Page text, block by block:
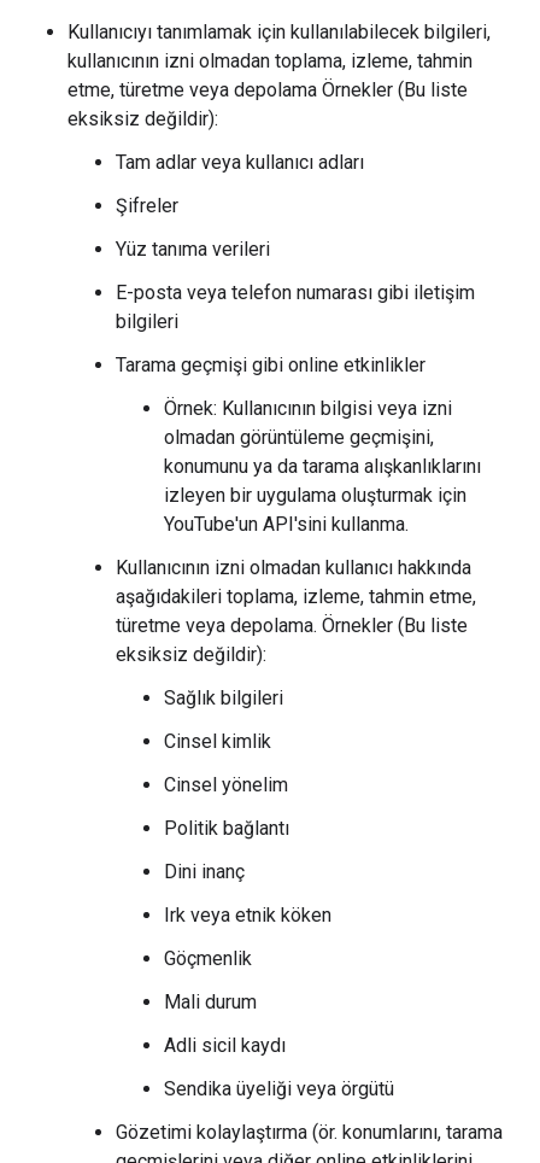
Kullanıcıyı tanımlamak için kullanılabilecek bilgileri,
kullanıcının izni olmadan toplama, izleme, tahmin
etme, türetme veya depolama Örnekler (Bu liste
eksiksiz değildir):
Tam adlar veya kullanıcı adları
Şifreler
Yüz tanıma verileri
E-posta veya telefon numarası gibi iletişim
bilgileri
Tarama geçmişi gibi online etkinlikler
Örnek: Kullanıcının bilgisi veya izni
olmadan görüntüleme geçmişini,
konumunu ya da tarama alışkanlıklarını
izleyen bir uygulama oluşturmak için
YouTube'un API'sini kullanma.
Kullanıcının izni olmadan kullanıcı hakkında
aşağıdakileri toplama, izleme, tahmin etme,
türetme veya depolama. Örnekler (Bu liste
eksiksiz değildir):
Sağlık bilgileri
Cinsel kimlik
Cinsel yönelim
Politik bağlantı
Dini inanç
Irk veya etnik köken
Göçmenlik
Mali durum
Adli sicil kaydı
Sendika üyeliği veya örgütü
Gözetimi kolaylaştırma (ör. konumlarını, tarama